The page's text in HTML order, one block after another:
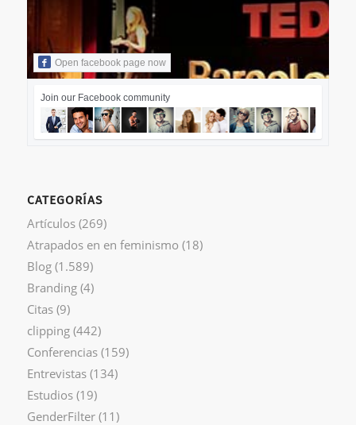
Open facebook page now
Join our Facebook community
CATEGORÍAS
Artículos(269)
Atrapados en en feminismo (18)
Blog(1.589)
Branding(4)
Citas(9)
clipping(442)
Conferencias(159)
Entrevistas(134)
Estudios(19)
GenderFilter(11)